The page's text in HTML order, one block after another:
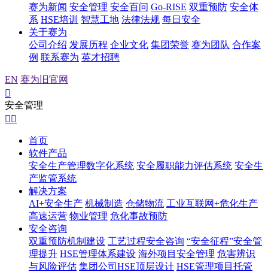
赛为新闻 安全管理 安全百问 Go-RISE 双重预防 安全体
系 HSE培训 智慧工地 法律法规 每日安全
关于赛为
公司介绍 发展历程 企业文化 集团荣誉 赛为团队 合作案
例 联系赛为 英才招聘
EN 赛为旧官网

安全管理
 
首页
软件产品
安全生产管理数字化系统 安全履职能力评估系统 安全生
产监管系统
解决方案
AI+安全生产 机械制造 仓储物流 工业互联网+危化生产
高速运营 物业管理 危化事故预防
安全咨询
双重预防机制建设 工艺过程安全咨询 “安全征程”安全管
理提升 HSE管理体系建设 海外项目安全管理 危害辨识
与风险评估 集团公司HSE顶层设计 HSE管理项目托管